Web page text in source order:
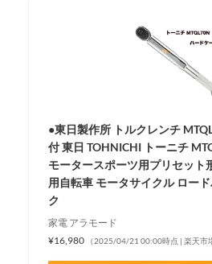
●東日製作所 トルクレンチ
付 東日 TOHNICHI トーニチ
モータースポーツ用プリセット
用自転車 モータサイクル ロー
ク
家電 アラモード
¥16,980
（2025/04/21 00:00時点 | 楽天市